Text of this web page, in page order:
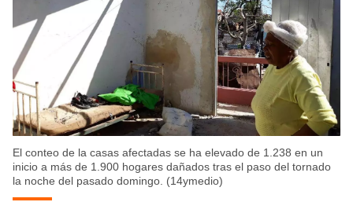
El conteo de la casas afectadas se ha elevado de 1.238 en un
inicio a más de 1.900 hogares dañados tras el paso del tornado
la noche del pasado domingo. (14ymedio)